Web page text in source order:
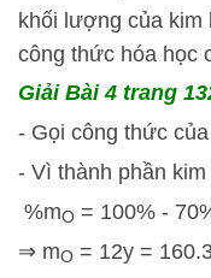
khối lượng của kim
công thức hóa học
Giải Bài 4 trang
- Gọi công thức
- Vì thành phần
%mO = 100% -
⇒ mO = 12y =